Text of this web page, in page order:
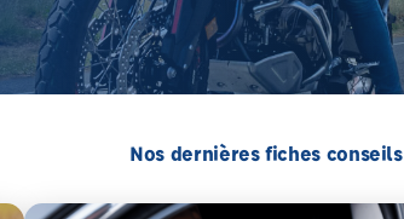
Nos dernières fiches conseils